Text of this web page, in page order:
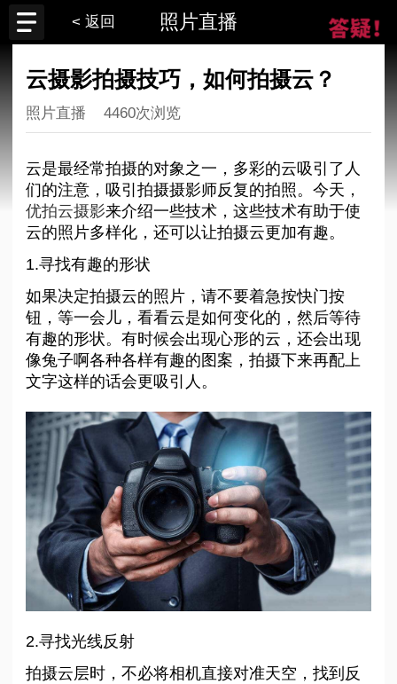
< 返回 照片直播
云摄影拍摄技巧，如何拍摄云？
照片直播 4460次浏览
云是最经常拍摄的对象之一，多彩的云吸引了人
们的注意，吸引拍摄摄影师反复的拍照。今天，
优拍云摄影来介绍一些技术，这些技术有助于使
云的照片多样化，还可以让拍摄云更加有趣。
1.寻找有趣的形状
如果决定拍摄云的照片，请不要着急按快门按
钮，等一会儿，看看云是如何变化的，然后等待
有趣的形状。有时候会出现心形的云，还会出现
像兔子啊各种各样有趣的图案，拍摄下来再配上
文字这样的话会更吸引人。
2.寻找光线反射
拍摄云层时，不必将相机直接对准天空，找到反